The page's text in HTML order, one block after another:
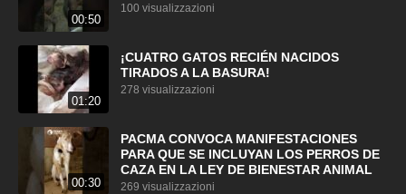
00:50
100 visualizzazioni
01:20
¡CUATRO GATOS RECIÉN NACIDOS
TIRADOS A LA BASURA!
278 visualizzazioni
00:30
PACMA CONVOCA MANIFESTACIONES
PARA QUE SE INCLUYAN LOS PERROS DE
CAZA EN LA LEY DE BIENESTAR ANIMAL
269 visualizzazioni